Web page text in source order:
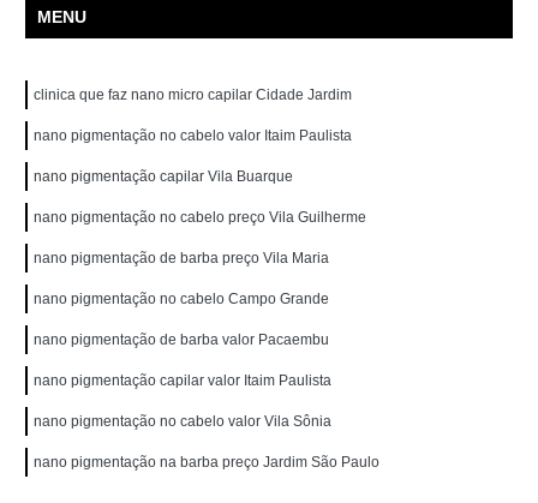
MENU
clinica que faz nano micro capilar Cidade Jardim
nano pigmentação no cabelo valor Itaim Paulista
nano pigmentação capilar Vila Buarque
nano pigmentação no cabelo preço Vila Guilherme
nano pigmentação de barba preço Vila Maria
nano pigmentação no cabelo Campo Grande
nano pigmentação de barba valor Pacaembu
nano pigmentação capilar valor Itaim Paulista
nano pigmentação no cabelo valor Vila Sônia
nano pigmentação na barba preço Jardim São Paulo